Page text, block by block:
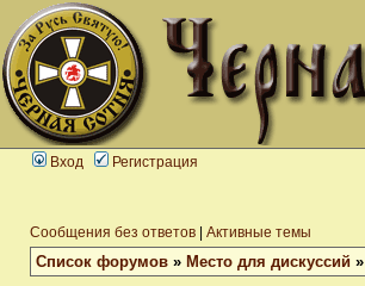
Вход Регистрация
Сообщения без ответов Активные темы
Список форумов » Место для дискуссий »